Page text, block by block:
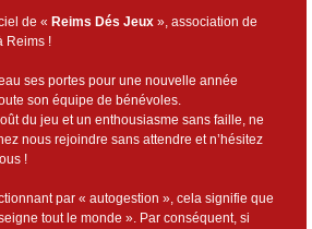
de « Reims Dés Jeux », association de
Reims !
ses portes pour une nouvelle année
son équipe de bénévoles.
du jeu et un enthousiasme sans faille, ne
nous rejoindre sans attendre et n’hésitez
!
par « autogestion », cela signifie que
tout le monde ». Par conséquent, si